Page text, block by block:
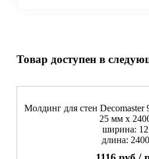
Товар доступен в
Молдинг для стен
25 мм х
ширина:
длина: